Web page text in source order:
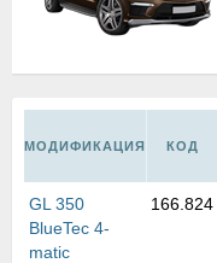
МОДИФИКАЦИЯ КОД
GL 350
BlueTec 4-
matic
166.824